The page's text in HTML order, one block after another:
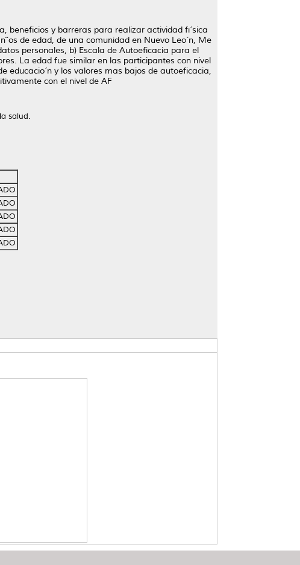
beneficios y barreras para realizar actividad fı´sica
de edad, de una comunidad en Nuevo Leo´n, Me
personales, b) Escala de Autoeficacia para el
La edad fue similar en las participantes con nivel
educacio´n y los valores mas bajos de autoeficacia,
con el nivel de AF
salud.